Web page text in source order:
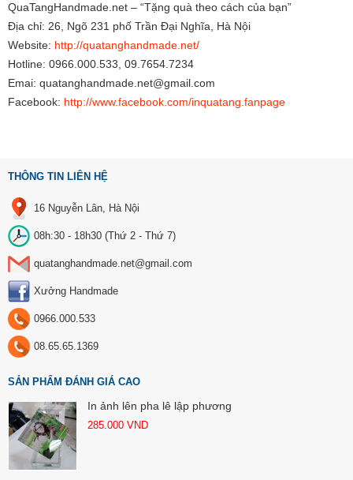
QuaTangHandmade.net – “Tặng quà theo cách của bạn”
Địa chỉ: 26, Ngõ 231 phố Trần Đại Nghĩa, Hà Nội
Website: http://quatanghandmade.net/
Hotline: 0966.000.533, 09.7654.7234
Emai: quatanghandmade.net@gmail. com
Facebook: http://www.facebook.com/inquatang.fanpage
THÔNG TIN LIÊN HỆ
16 Nguyễn Lân, Hà Nội
08h:30 - 18h30 (Thứ 2 - Thứ 7)
quatanghandmade.net@gmail.com
Xưởng Handmade
0966.000.533
08.65.65.1369
SẢN PHẨM ĐÁNH GIÁ CAO
In ảnh lên pha lê lập phương
285.000 VND